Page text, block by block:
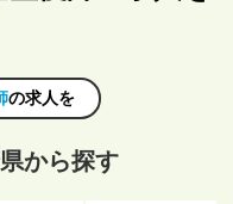
の求人を
から探す